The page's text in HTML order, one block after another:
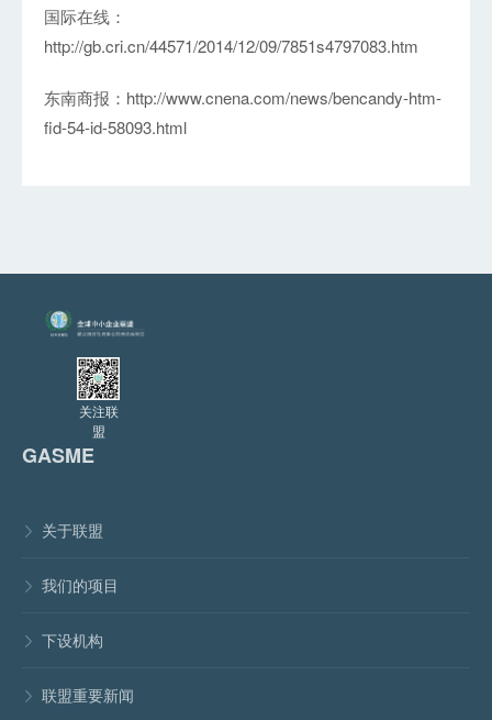
国际在线：
http://gb.cri.cn/44571/2014/12/09/7851s4797083.htm
东南商报： http://www.cnena.com/news/bencandy-htm-
fid-54-id-58093.html
关注联
盟
GASME
 关于联盟
 我们的项目
 下设机构
 联盟重要新闻